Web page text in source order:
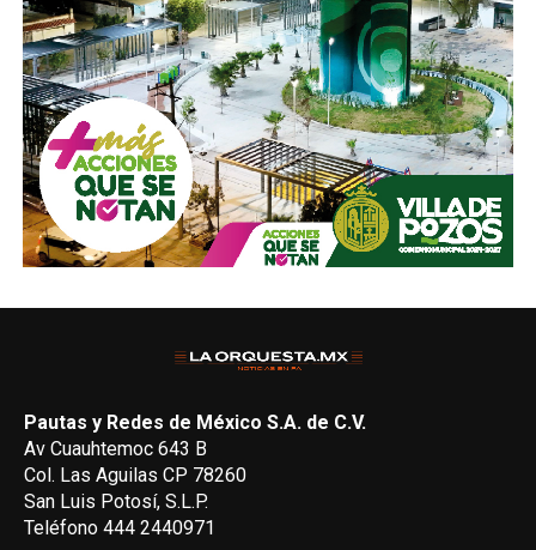
Pautas y Redes de México S.A. de C.V.
Av Cuauhtemoc 643 B
Col. Las Aguilas CP 78260
San Luis Potosí, S.L.P.
Teléfono 444 2440971